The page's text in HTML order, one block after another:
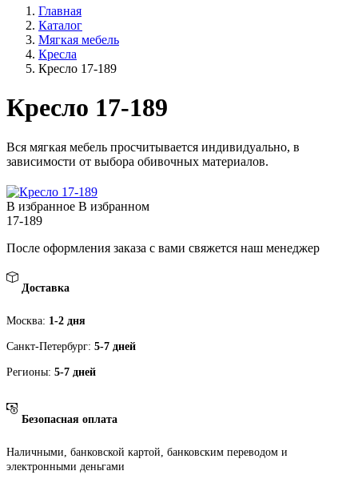
Главная
Каталог
Мягкая мебель
Кресла
Кресло 17-189
Кресло 17-189
Вся мягкая мебель просчитывается индивидуально, в
зависимости от выбора обивочных материалов.
В избранное В избранном
17-189
После оформления заказа с вами свяжется наш менеджер
Доставка
Москва: 1-2 дня
Санкт-Петербург: 5-7 дней
Регионы: 5-7 дней
Безопасная оплата
Наличными, банковской картой, банковским переводом и
электронными деньгами